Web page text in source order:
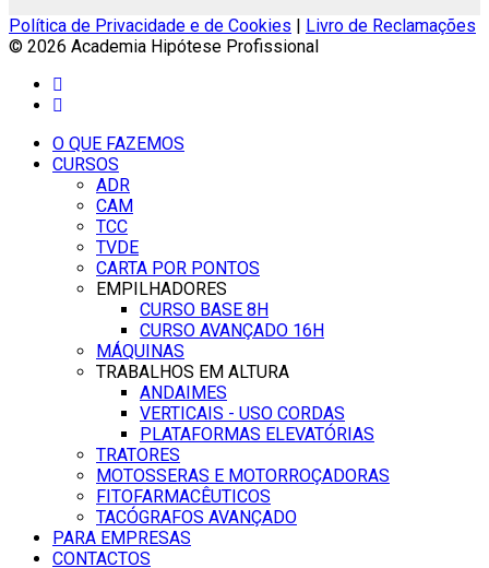
Política de Privacidade e de Cookies | Livro de Reclamações
© 2026 Academia Hipótese Profissional
O QUE FAZEMOS
CURSOS
ADR
CAM
TCC
TVDE
CARTA POR PONTOS
EMPILHADORES
CURSO BASE 8H
CURSO AVANÇADO 16H
MÁQUINAS
TRABALHOS EM ALTURA
ANDAIMES
VERTICAIS - USO CORDAS
PLATAFORMAS ELEVATÓRIAS
TRATORES
MOTOSSERAS E MOTORROÇADORAS
FITOFARMACÊUTICOS
TACÓGRAFOS AVANÇADO
PARA EMPRESAS
CONTACTOS